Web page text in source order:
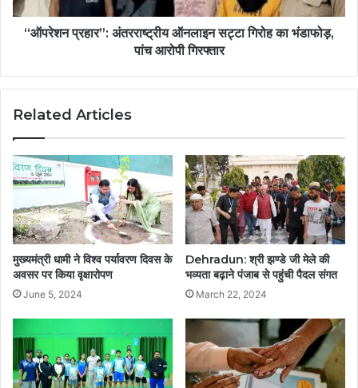
“ऑपरेशन प्रहार”: अंतरराष्ट्रीय ऑनलाइन सट्टा गिरोह का भंडाफोड़,
पांच आरोपी गिरफ्तार
Related Articles
मुख्यमंत्री धामी ने विश्व पर्यावरण दिवस के
अवसर पर किया वृक्षारोपण
June 5, 2024
Dehradun: श्री झण्डे जी मेले की
भव्यता बढ़ाने पंजाब से पहुंची पैदल संगत
March 22, 2024